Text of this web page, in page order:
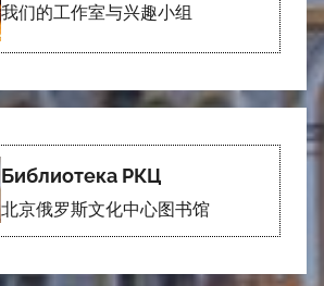
我们的工作室与兴趣小组
Библиотека РКЦ
北京俄罗斯文化中心图书馆